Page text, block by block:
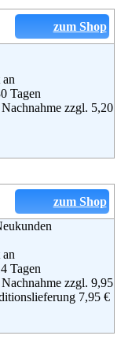
zum Shop
an
Tagen
zzgl. 5,20
GmbH & Co.
23,
zum Shop
an
Tagen
zzgl. 9,95
7,95 €